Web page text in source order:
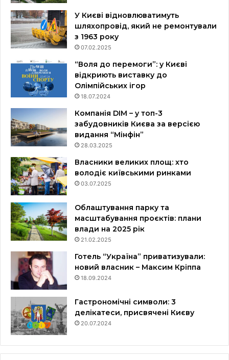
У Києві відновлюватимуть
шляхопровід, який не ремонтували
з 1963 року
07.02.2025
“Воля до перемоги”: у Києві
відкриють виставку до
Олімпійських ігор
18.07.2024
Компанія DIM – у топ-3
забудовників Києва за версією
видання “Мінфін”
28.03.2025
Власники великих площ: хто
володіє київськими ринками
03.07.2025
Облаштування парку та
масштабування проєктів: плани
влади на 2025 рік
21.02.2025
Готель “Україна” приватизували:
новий власник – Максим Кріппа
18.09.2024
Гастрономічні символи: 3
делікатеси, присвячені Києву
20.07.2024